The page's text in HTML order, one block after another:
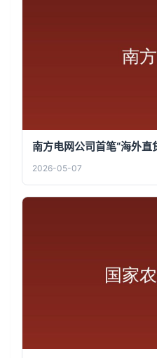
南方电网公司首笔“海外直
2026-05-07